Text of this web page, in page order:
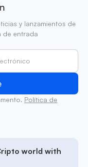
y lanzamientos de
de entrada
Política de
world with